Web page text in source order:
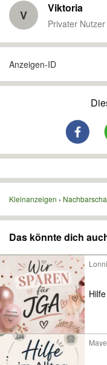
V Viktoria
Privater Nutzer
Anzeigen-ID
Kleinanzeigen
Das könnte dich